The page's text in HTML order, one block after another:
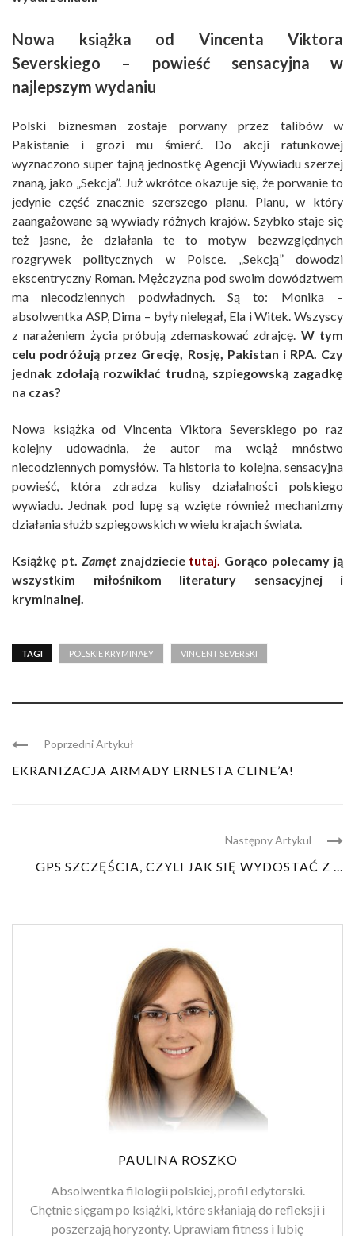
Nowa książka od Vincenta Viktora
Severskiego – powieść sensacyjna w
najlepszym wydaniu
Polski biznesman zostaje porwany przez talibów w
Pakistanie i grozi mu śmierć. Do akcji ratunkowej
wyznaczono super tajną jednostkę Agencji Wywiadu szerzej
znaną, jako „Sekcja”. Już wkrótce okazuje się, że porwanie to
jedynie część znacznie szerszego planu. Planu, w który
zaangażowane są wywiady różnych krajów. Szybko staje się
też jasne, że działania te to motyw bezwzględnych
rozgrywek politycznych w Polsce. „Sekcją” dowodzi
ekscentryczny Roman. Mężczyzna pod swoim dowództwem
ma niecodziennych podwładnych. Są to: Monika –
absolwentka ASP, Dima – były nielegał, Ela i Witek. Wszyscy
z narażeniem życia próbują zdemaskować zdrajcę. W tym
celu podróżują przez Grecję, Rosję, Pakistan i RPA. Czy
jednak zdołają rozwikłać trudną, szpiegowską zagadkę
na czas?
Nowa książka od Vincenta Viktora Severskiego po raz
kolejny udowadnia, że autor ma wciąż mnóstwo
niecodziennych pomysłów. Ta historia to kolejna, sensacyjna
powieść, która zdradza kulisy działalności polskiego
wywiadu. Jednak pod lupę są wzięte również mechanizmy
działania służb szpiegowskich w wielu krajach świata.
Książkę pt. Zamętznajdziecie tutaj. Gorąco polecamy ją
wszystkim miłośnikom literatury sensacyjnej i
kryminalnej.
TAGI POLSKIE KRYMINAŁY VINCENT SEVERSKI
Poprzedni Artykuł
EKRANIZACJA ARMADY ERNESTA CLINE’A!
Następny Artykul
GPS SZCZĘŚCIA, CZYLI JAK SIĘ WYDOSTAĆ Z ...
PAULINA ROSZKO
Absolwentka filologii polskiej, profil edytorski.
Chętnie sięgam po książki, które skłaniają do refleksji i
poszerzają horyzonty. Uprawiam fitness i lubię